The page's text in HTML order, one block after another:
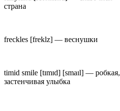
страна
freckles [freklz] — веснушки
timid smile [tɪmɪd] [smaɪl] — робкая,
застенчивая улыбка